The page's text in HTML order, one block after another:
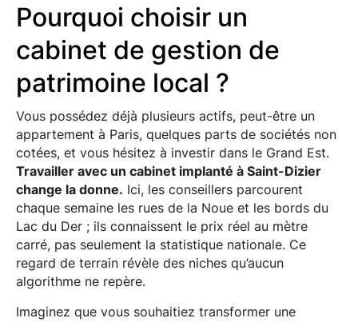
Pourquoi choisir un
cabinet de gestion de
patrimoine local ?
Vous possédez déjà plusieurs actifs, peut-être un
appartement à Paris, quelques parts de sociétés non
cotées, et vous hésitez à investir dans le Grand Est.
Travailler avec un cabinet implanté à Saint-Dizier
change la donne. Ici, les conseillers parcourent
chaque semaine les rues de la Noue et les bords du
Lac du Der ; ils connaissent le prix réel au mètre
carré, pas seulement la statistique nationale. Ce
regard de terrain révèle des niches qu’aucun
algorithme ne repère.
Imaginez que vous souhaitiez transformer une